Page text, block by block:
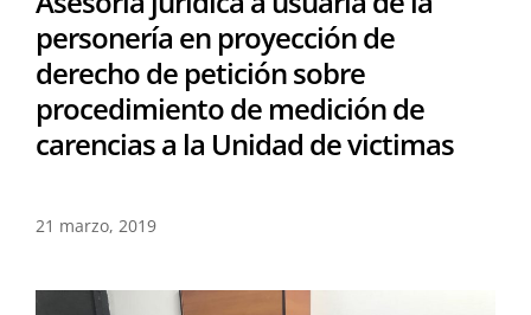
personería en proyección de
derecho de petición sobre
procedimiento de medición de
carencias a la Unidad de victimas
21 marzo, 2019